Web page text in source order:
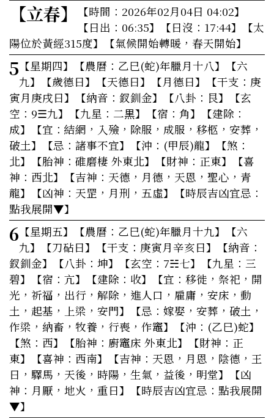
【立春】
【時間：2026年02月04日 04:02】
【日出：06:35】【日沒：17:44】【太
陽位於黃經315度】【氣候開始轉暖，春天開始】
5 【星期四】
【農曆：乙巳(蛇)年臘月十八】【六
九】【歲德日】【天德日】【月德日】【干支：庚
寅月庚戌日】【納音：釵釧金】【八卦：艮】【玄
空：9☰九】【九星：二黒】【宿：角】【建除：
成】
【宜：結網，入殮，除服，成服，移柩，安葬，
破土】
【忌：諸事不宜】【沖：(甲辰)龍】【煞：
北】【胎神：碓磨棲 外東北】【財神：正東】【喜
神：西北】【吉神：天德，月德，天恩，聖心，青
龍】【凶神：天罡，月刑，五虛】
【時辰吉凶宜忌：
點我展開▼】
6 【星期五】
【農曆：乙巳(蛇)年臘月十九】【六
九】【刀砧日】【干支：庚寅月辛亥日】【納音：
釵釧金】【八卦：坤】【玄空：7☵七】【九星：三
碧】【宿：亢】【建除：收】
【宜：移徙，祭祀，開
光，祈福，出行，解除，進人口，雇庸，安床，動
土，起基，上梁，安門】
【忌：嫁娶，安葬，破土，
作梁，納畜，牧養，行喪，作竈】【沖：(乙巳)蛇】
【煞：西】【胎神：廚竈床 外東北】【財神：正
東】【喜神：西南】【吉神：天恩，月恩，陰德，王
日，驛馬，天後，時陽，生氣，益後，明堂】【凶
神：月厭，地火，重日】
【時辰吉凶宜忌：點我展開
▼】